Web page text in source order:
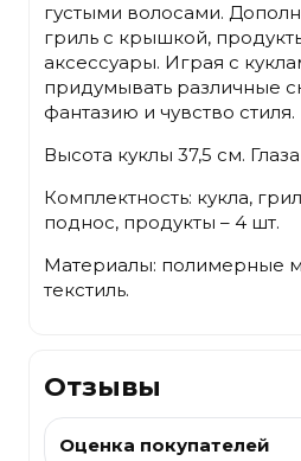
густыми волосами.
гриль с крышкой,
аксессуары. Играя с
придумывать различные
фантазию и чувство стиля.
Высота куклы 37,5 см.
Комплектность: кукла,
поднос, продукты – 4 шт.
Материалы: полимерные
текстиль.
Отзывы
Оценка покупателей